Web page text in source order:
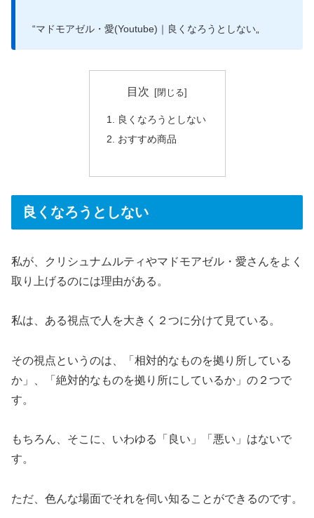
“マドモアゼル・愛(Youtube)｜良くなろうとしない„
目次
良くなろうとしない
おすすめ商品
良くなろうとしない
私が、クリシュナムルティやマドモアゼル・愛さんをよく
取り上げるのには理由がある。
私は、ある視点で人を大きく２つに分けて見ている。
その視点というのは、「相対的なものを拠り所している
か」、「絶対的なものを拠り所にしているか」の２つで
す。
もちろん、そこに、いわゆる「良い」「悪い」はないで
す。
ただ、色んな場面でそれを伺い知ることができるのです。